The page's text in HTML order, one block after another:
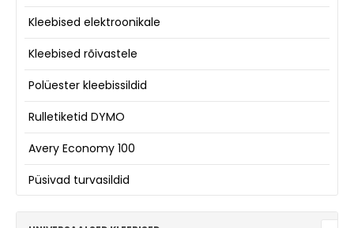
Kleebised elektroonikale
Kleebised rõivastele
Polüester kleebissildid
Rulletiketid DYMO
Avery Economy 100
Püsivad turvasildid